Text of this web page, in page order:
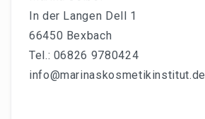
In der Langen Dell 1
66450 Bexbach
Tel.: 06826 9780424
info@marinaskosmetikinstitut.de